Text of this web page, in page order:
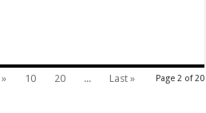
Page 2 of 20
» 10 20 ... Last »